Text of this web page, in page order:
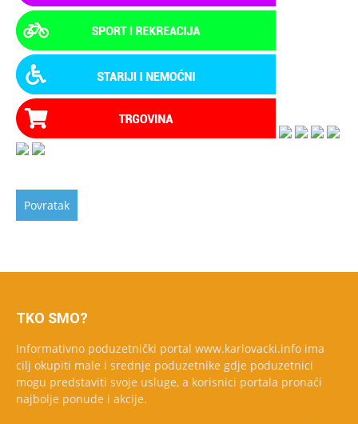
TKO SMO?
Informativno poduzetnički portal www.karlovacki.info ima
cilj okupiti male i srednje poduzetnike gdje poduzetnici
mogu predstaviti svoje usluge, a korisnici portala pronaći
najbolje ponude i akcije.